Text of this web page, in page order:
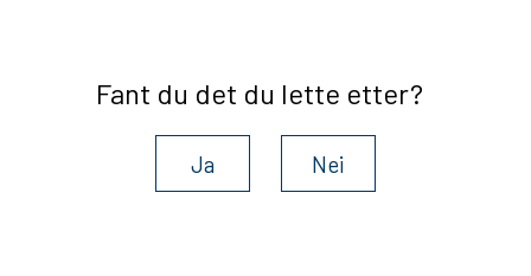
Fant du det du lette etter?
Ja Nei